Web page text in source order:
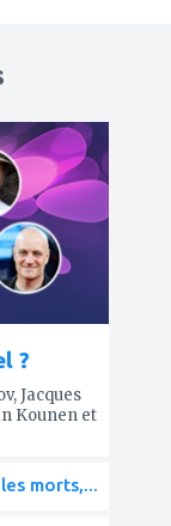
?
Jacques
Kounen et
morts,...